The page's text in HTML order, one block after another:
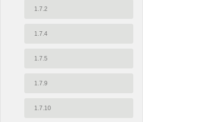
1.7.2
1.7.4
1.7.5
1.7.9
1.7.10